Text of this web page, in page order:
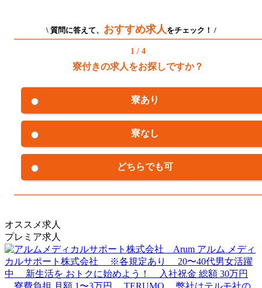
\ 質問に答えて、 おすすめ求人をチェック！ /
1 / 4
寮付きの求人をお探しですか？
寮あり
寮なし
どちらでも可
オススメ求人
プレミア求人